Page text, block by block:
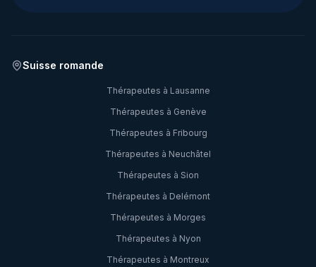
Suisse romande
Thérapeutes à Lausanne
Thérapeutes à Genève
Thérapeutes à Fribourg
Thérapeutes à Neuchâtel
Thérapeutes à Sion
Thérapeutes à Delémont
Thérapeutes à Morges
Thérapeutes à Nyon
Thérapeutes à Montreux